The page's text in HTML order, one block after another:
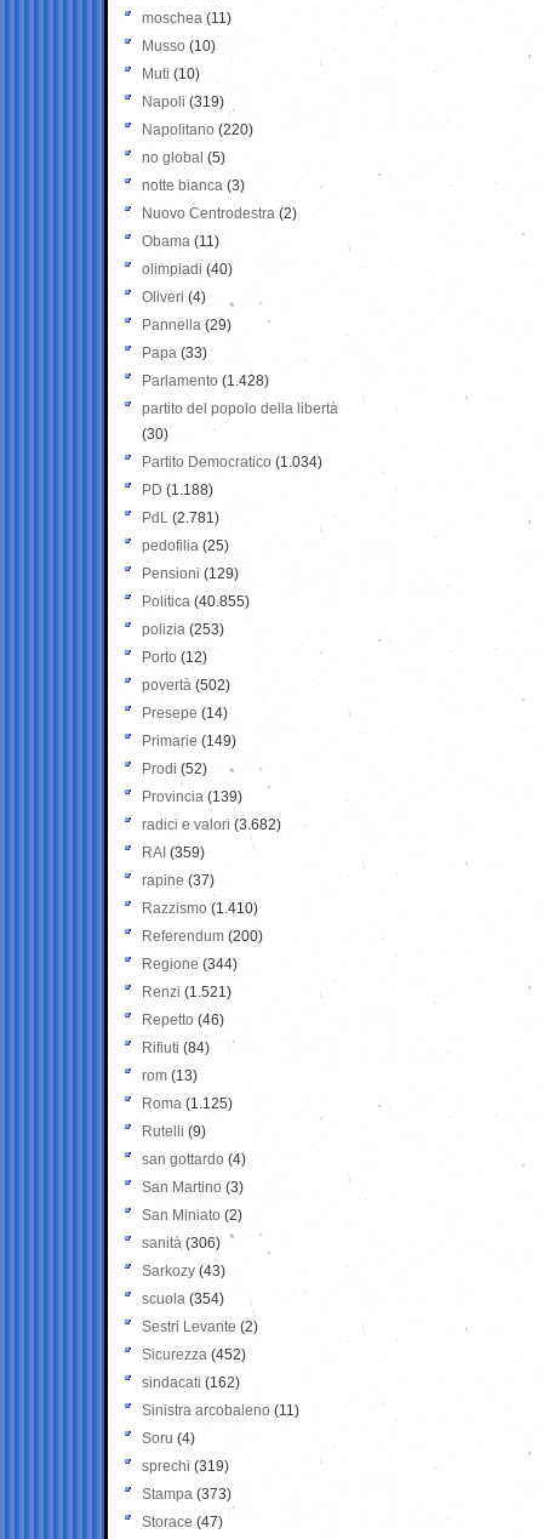
moschea (11)
Musso (10)
Muti (10)
Napoli (319)
Napolitano (220)
no global (5)
notte bianca (3)
Nuovo Centrodestra (2)
Obama (11)
olimpiadi (40)
Oliveri (4)
Pannella (29)
Papa (33)
Parlamento (1.428)
partito del popolo della libertà
(30)
Partito Democratico (1.034)
PD (1.188)
PdL (2.781)
pedofilia (25)
Pensioni (129)
Politica (40.855)
polizia (253)
Porto (12)
povertà (502)
Presepe (14)
Primarie (149)
Prodi (52)
Provincia (139)
radici e valori (3.682)
RAI (359)
rapine (37)
Razzismo (1.410)
Referendum (200)
Regione (344)
Renzi (1.521)
Repetto (46)
Rifiuti (84)
rom (13)
Roma (1.125)
Rutelli (9)
san gottardo (4)
San Martino (3)
San Miniato (2)
sanità (306)
Sarkozy (43)
scuola (354)
Sestri Levante (2)
Sicurezza (452)
sindacati (162)
Sinistra arcobaleno (11)
Soru (4)
sprechi (319)
Stampa (373)
Storace (47)